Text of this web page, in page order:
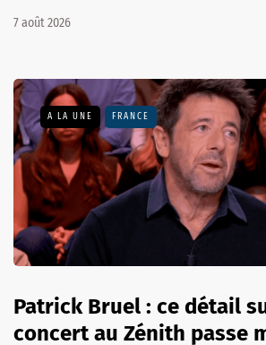
7 août 2026
A LA UNE FRANCE
Patrick Bruel : ce détail
concert au Zénith passe